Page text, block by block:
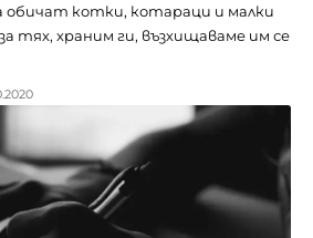
обичат котки, котараци и малки
тях, храним ги, възхищаваме им се